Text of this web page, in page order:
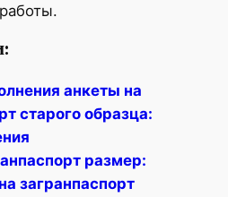
анкеты на
старого образца:
размер:
загранпаспорт